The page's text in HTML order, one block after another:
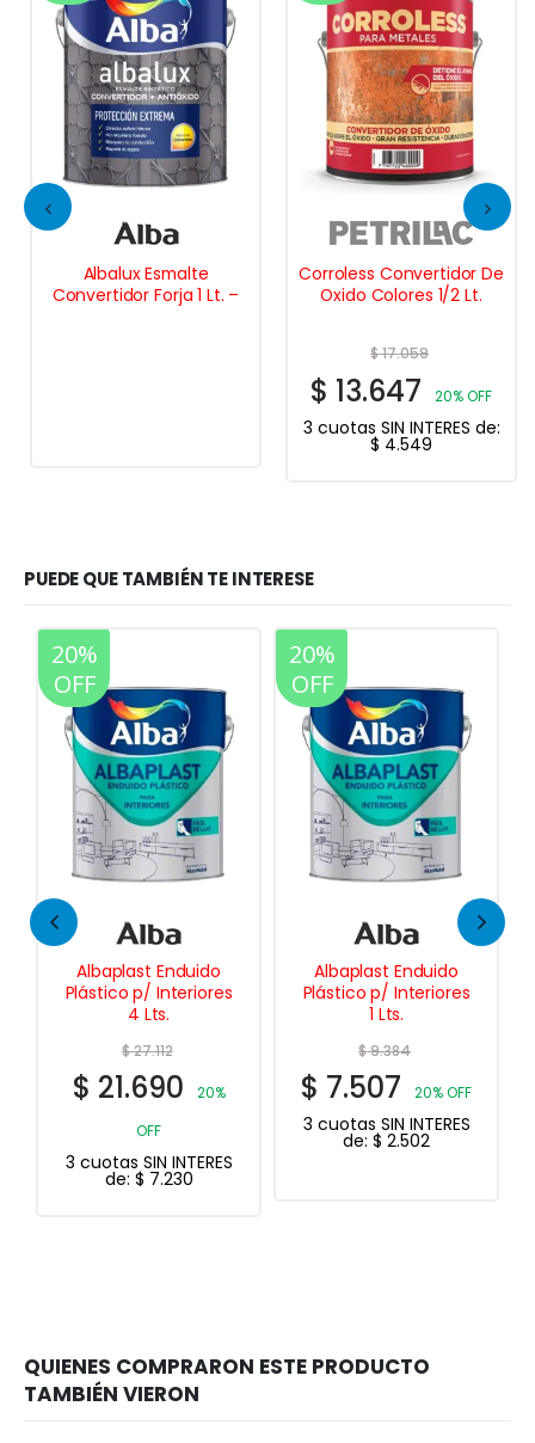
Albalux Esmalte
Convertidor Forja 1 Lt. –
Corroless Convertidor De
Oxido Colores 1/2 Lt.
$17.059
$ 13.647 20% OFF
3 cuotas SIN INTERES de:
$ 4.549
PUEDE QUE TAMBIÉN TE INTERESE
20%
OFF
Albaplast Enduido
Plástico p/ Interiores
1 Lts.
$9.384
$7.507 20% OFF
3 cuotas SIN INTERES
$2.502
20%
OFF
Removedor Gel
Decapante 1 Lt.
$15.974
$12.779
20%
OFF